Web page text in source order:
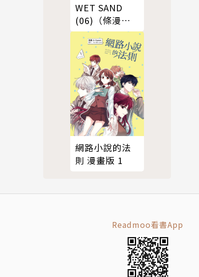
WET SAND
(06)（條漫
版）
網路小說的法
則 漫畫版 1
Readmoo看書App